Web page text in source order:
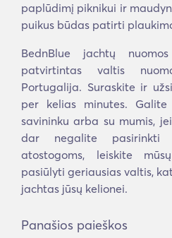
paplūdimį piknikui ir
puikus būdas patirti
BednBlue jachtų
patvirtintas valtis
Portugalija. Suraskite ir
per kelias minutes.
savininku arba su mumis,
dar negalite pasirinkti
atostogoms, leiskite
pasiūlyti geriausias valtis,
jachtas jūsų kelionei.
Panašios paieškos